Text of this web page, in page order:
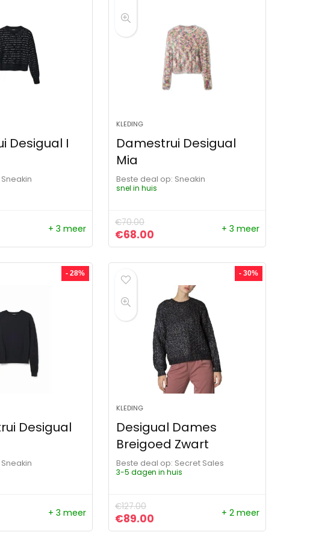
Desigual I
Sneakin
prijs was: €70.00.
prijs is: €67.00.
+ 3 meer
KLEDING
Damestrui Desigual
Mia
Beste deal op:
Sneakin
snel in huis
€70.00
Oorspronkelijke prijs was: €70.00.
€68.00 Huidige prijs is: €68.00.
+ 3 meer
- 28%
Desigual
Sneakin
prijs was: €89.00.
prijs is: €64.00.
+ 3 meer
- 30%
KLEDING
Desigual Dames
Breigoed Zwart
Beste deal op:
Secret Sales
3-5 dagen in huis
€127.00
Oorspronkelijke prijs was: €127.00.
€89.00 Huidige prijs is: €89.00.
+ 2 meer